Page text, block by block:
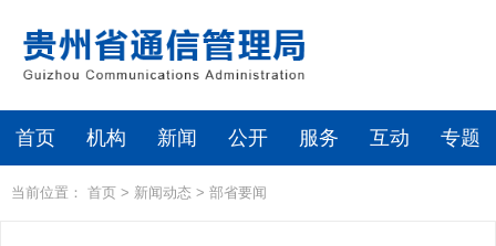
首页 机构 新闻 公开 服务 互动 专题
当前位置： 首页 > 新闻动态 > 部省要闻